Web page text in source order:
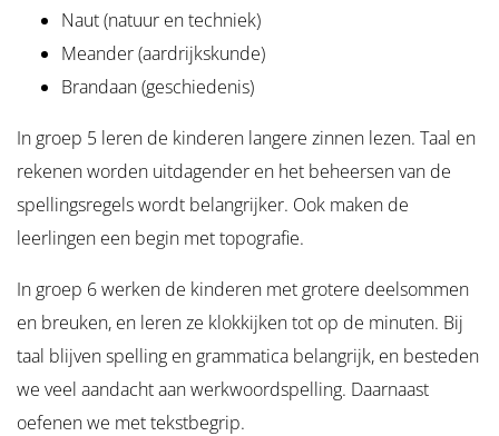
Naut (natuur en techniek)
Meander (aardrijkskunde)
Brandaan (geschiedenis)
In groep 5 leren de kinderen langere zinnen lezen. Taal en
rekenen worden uitdagender en het beheersen van de
spellingsregels wordt belangrijker. Ook maken de
leerlingen een begin met topografie.
In groep 6 werken de kinderen met grotere deelsommen
en breuken, en leren ze klokkijken tot op de minuten. Bij
taal blijven spelling en grammatica belangrijk, en besteden
we veel aandacht aan werkwoordspelling. Daarnaast
oefenen we met tekstbegrip.